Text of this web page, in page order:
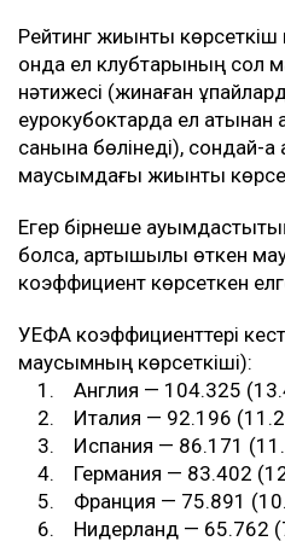
Рейтинг жиынтық көрсеткіш
онда ел клубтарының сол
нәтижесі (жинаған
еурокубоктарда ел атынан
санына бөлінеді), сондай-
маусымдағы жиынтық
Егер бірнеше
болса, артықшылық өткен
коэффициент көрсеткен
УЕФА коэффициенттері
маусымның көрсеткіші):
1. Англия — 104.325
2. Италия — 92.196
3. Испания — 86.171
4. Германия — 83.402
5. Франция — 75.891
6. Нидерланд — 65.762